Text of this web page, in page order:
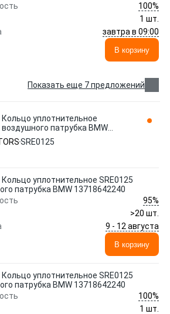
100%
1 шт.
завтра в 09:00
В корзину
Показать еще 7 предложений
Кольцо уплотнительное
воздушного патрубка BMW
ALL4MOTORS
SRE0125
Кольцо уплотнительное SRE0125
патрубка BMW 13718642240
95%
>20 шт.
9 - 12 августа
В корзину
Кольцо уплотнительное SRE0125
патрубка BMW 13718642240
100%
1 шт.